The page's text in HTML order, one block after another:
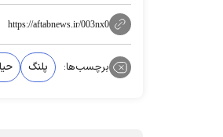
https://aftabnews.ir/003nx0
برچسب‌ها: پلنگ